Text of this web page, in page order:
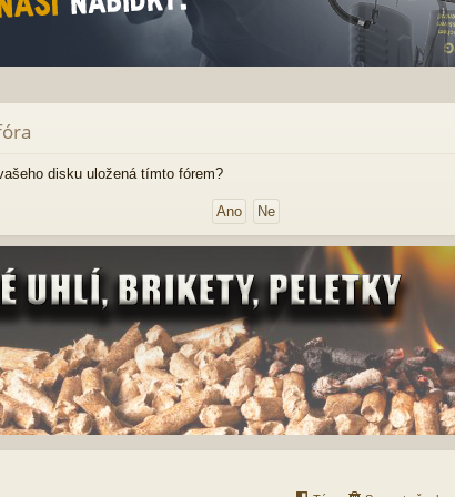
disku uložená tímto fórem?